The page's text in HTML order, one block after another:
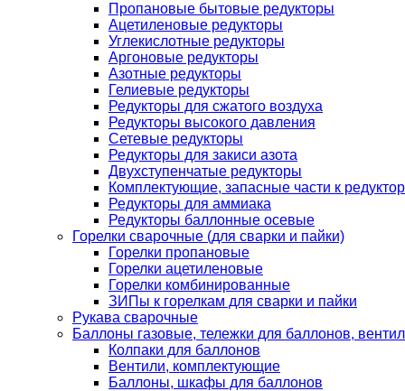
Пропановые бытовые редукторы
Ацетиленовые редукторы
Углекислотные редукторы
Аргоновые редукторы
Азотные редукторы
Гелиевые редукторы
Редукторы для сжатого воздуха
Редукторы высокого давления
Сетевые редукторы
Редукторы для закиси азота
Двухступенчатые редукторы
Комплектующие, запасные части к
Редукторы для аммиака
Редукторы баллонные осевые
Горелки сварочные (для сварки и пайки)
Горелки пропановые
Горелки ацетиленовые
Горелки комбинированные
ЗИПы к горелкам для сварки и пайки
Рукава сварочные
Баллоны газовые, тележки для баллонов,
Колпаки для баллонов
Вентили, комплектующие
Баллоны, шкафы для баллонов